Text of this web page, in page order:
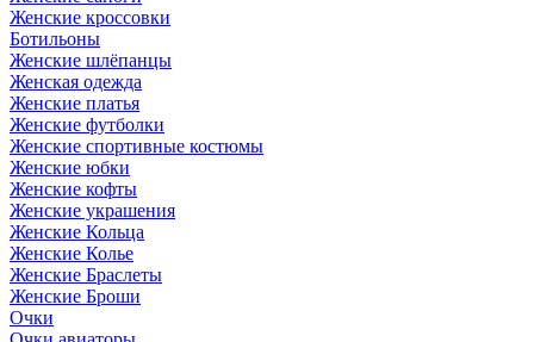
Женские кроссовки
Ботильоны
Женские шлёпанцы
Женская одежда
Женские платья
Женские футболки
Женские спортивные костюмы
Женские юбки
Женские кофты
Женские украшения
Женские Кольца
Женские Колье
Женские Браслеты
Женские Броши
Очки